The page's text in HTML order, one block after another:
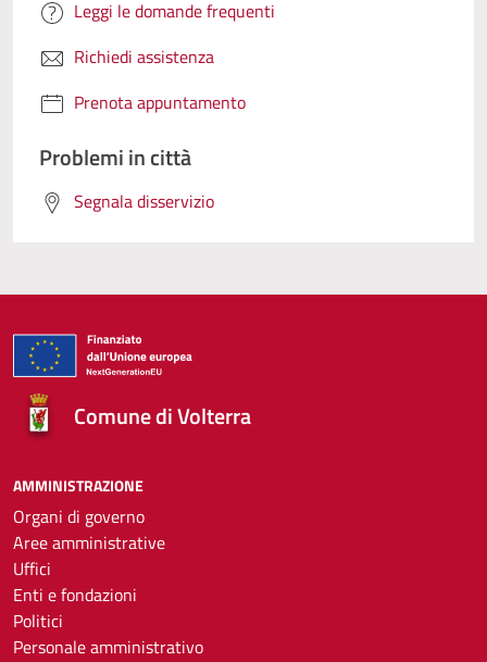
Leggi le domande frequenti
Richiedi assistenza
Prenota appuntamento
Problemi in città
Segnala disservizio
Comune di Volterra
AMMINISTRAZIONE
Organi di governo
Aree amministrative
Uffici
Enti e fondazioni
Politici
Personale amministrativo